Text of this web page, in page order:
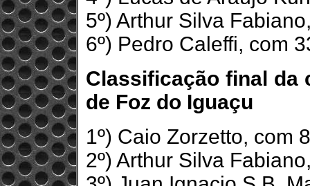
5º) Arthur Silva
6º) Pedro Caleffi, com
Classificação final da
de Foz do Iguaçu
1º) Caio Zorzetto, com
2º) Arthur Silva